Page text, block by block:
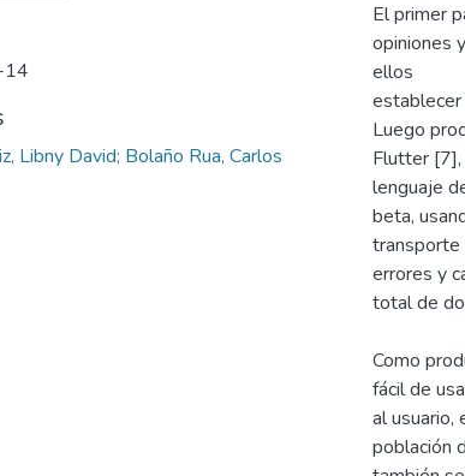
Libny David; Bolaño Rua, Carlos
El primer
opiniones
ellos
establecer
Luego
Flutter
lenguaje
beta,
transporte
errores y
total de
Como
fácil de
al usuario,
población